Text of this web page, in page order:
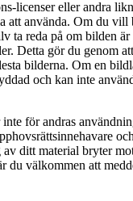
licenser eller andra
att använda. Om du vill
ta reda på om bilden
Detta gör du genom
bilderna. Om en
och kan inte
för andras
ditt material bryter
du välkommen att